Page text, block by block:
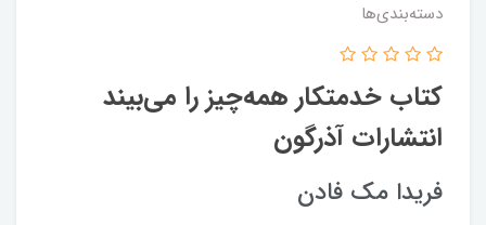
دسته‌بندی‌ها
کتاب خدمتکار همه‌چیز را می‌بیند
انتشارات آذرگون
فریدا مک فادن